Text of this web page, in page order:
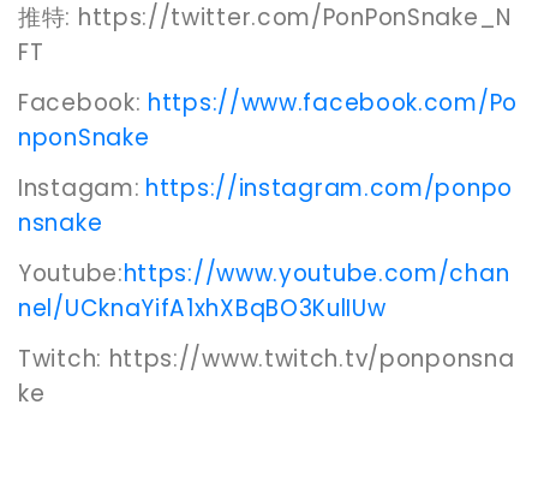
推特: https://twitter.com/PonPonSnake_N
FT
Facebook: https://www.facebook.com/Po
nponSnake
Instagam: https://instagram.com/ponpo
nsnake
Youtube:https://www.youtube.com/chan
nel/UCknaYifA1xhXBqBO3KulIUw
Twitch: https://www.twitch.tv/ponponsna
ke